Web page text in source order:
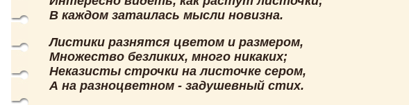
В каждом затаилась мысли новизна.
Листики разнятся цветом и размером,
Множество безликих, много никаких;
Неказисты строчки на листочке сером,
А на разноцветном - задушевный стих.